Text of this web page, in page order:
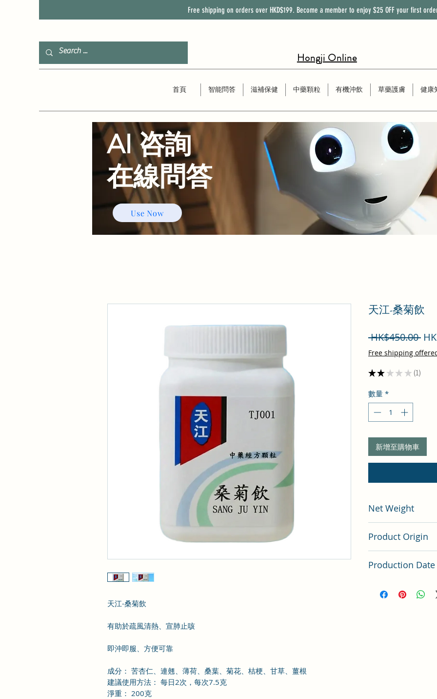
Free shipping on orders over HKD$199. Become a member to enjoy $25 OFF your first
Hongji Online
首頁 智能問答 滋補保健 中藥顆粒 有機沖飲 草藥護膚 健康
天江-桑菊飲
有助於疏風清熱、宣肺止咳
即沖即服、方便可靠
成分： 苦杏仁、連翹、薄荷、桑葉、菊花、桔梗、甘草、薑根
建議使用方法： 每日2次，每次7.5克
淨重： 200克
天江-桑菊飲
HK$450.00 一
般
Free shipping
★★★★ ★ 1
1
數量 *
新增至購物車
Net Weight
Product Origin
Production Date
Use Now
AI 咨詢
​在線問答